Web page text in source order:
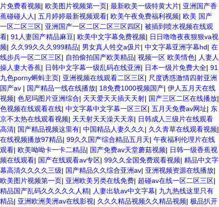
片免费看视频| 欧美图片视频第一页| 最新欧美一级特黄大片| 亚洲国产香
蕉碰碰人人 | 五月婷婷最新视频观看| 欧美午夜免费福利视频| 欧美 国产
一区二区三区| 亚洲国产一区二区二区三区四区| 被插到喷水视频在线观
看| 91人妻国产精品麻豆| 欧美中文字幕免费视频| 日日噜噜夜夜狠狠va视
频| 久久99久久久999精品| 男女真人牲交a伋片| 中文字幕亚洲字幕hd| 在
线步兵一区二区三区| 自拍偷拍国产欧美精品| 视频一区 欧美情色| 人妻人
操人妻大香蕉| 日韩中文字幕一级乱码在线亚洲| 日本一级片免费大全| 91
九色porny蝌蚪主页| 亚洲视频在线观看二区三区| 尺度诱惑激情四射亚洲
国产av | 国产精品一线在线播放| 18免费1000视频国产| 伊人五月天在线
视频| 色尼玛图片亚洲综合| 天天爱天天插天天射| 国产三区二区在线播放|
色视频在线观看在线| 中文字幕中文字幕一区三区| 五月天免费av网址| 东
京不太热在线观看视频| 天天射天天澡天天亲| 日韩成人三级片在线观看
高清| 国产精品视频这里有| 中国精品人妻久久久 | 久久青草在线观看视频|
在线视频播放97精品| 99久久国产综合精品五月天| 午夜福利伦理片在线
观看| 欧美呦呦卡一卡二精品| 国产免费av天堂蘑菇视频| 日韩一级香蕉视
频在线观看| 国产在线观看av专区| 99久久全国免费观看视频| 精品中文字
幕高清久久久久三级| 国产精品久久综合亚洲av| 亚洲视频资源在线播放|
欧美图片视频第一页| 亚洲欧美另类在线免费| 超碰av在线一区二区三区|
精品国产乱码久久久久久人精| 人妻出轨av中文字幕| 九九热线这里只有
精品| 亚洲欧洲美洲av在线影视| 久久久精品视频久久精品视频| 极品扒开